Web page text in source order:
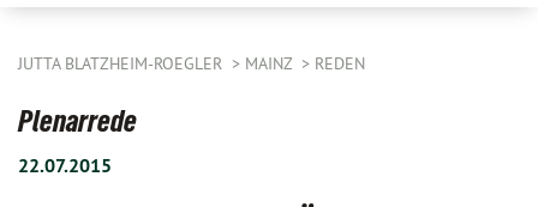
JUTTA BLATZHEIM-ROEGLER MAINZ REDEN
Plenarrede
22.07.2015